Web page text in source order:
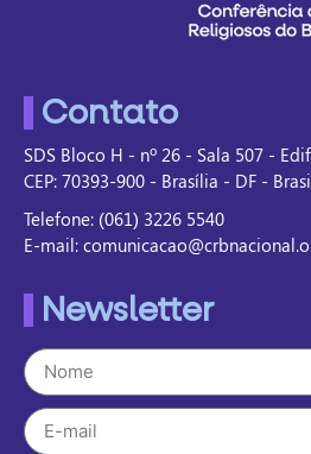
Contato
SDS Bloco H - nº 26 - Sala 507 -
CEP: 70393-900 - Brasília - DF -
Telefone: (061) 3226 5540
E-mail:
Newsletter